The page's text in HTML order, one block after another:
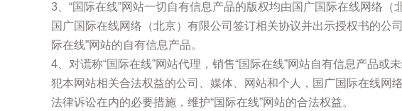
3、“国际在线”网站一切自有信息产品的版权均由国广国际在线网络
国广国际在线网络（北京）有限公司签订相关协议并出示授权书的公
际在线”网站的自有信息产品。
4、对谎称“国际在线”网站代理，销售“国际在线”网站自有信息产品或
犯本网站相关合法权益的公司、媒体、网站和个人，国广国际在线网
法律诉讼在内的必要措施，维护“国际在线”网站的合法权益。